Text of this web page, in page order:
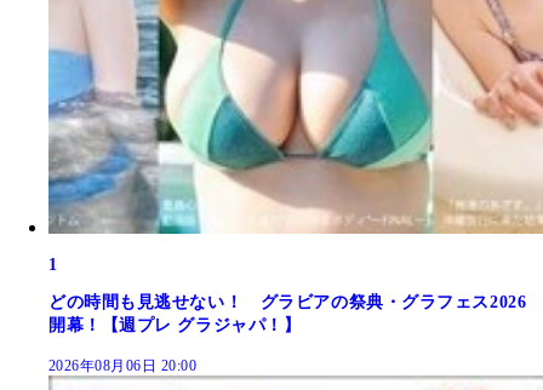
1
どの時間も見逃せない！ グラビアの祭典・グラフェス2026
開幕！【週プレ グラジャパ！】
2026年08月06日 20:00